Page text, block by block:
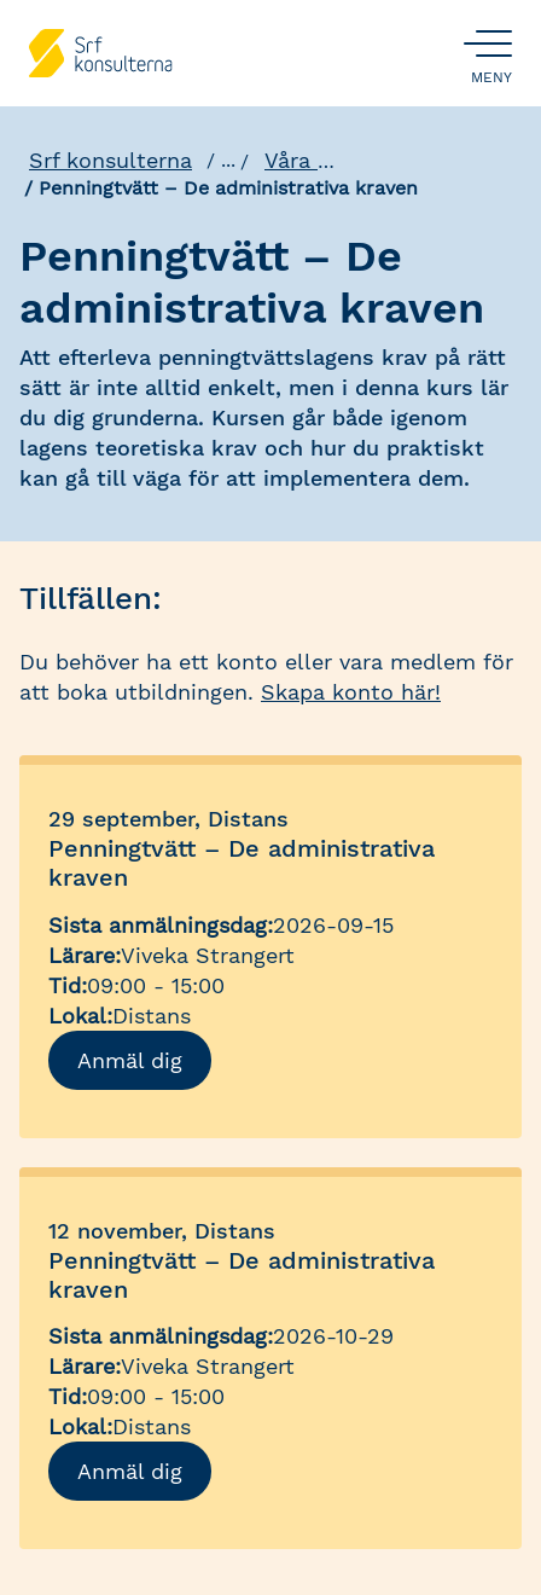
ÖPPNA
MENY
Srf konsulterna ... Våra utbildningar
Penningtvätt – De administrativa kraven
Penningtvätt – De
administrativa kraven
Att efterleva penningtvättslagens krav på rätt
sätt är inte alltid enkelt, men i denna kurs lär
du dig grunderna. Kursen går både igenom
lagens teoretiska krav och hur du praktiskt
kan gå till väga för att implementera dem.
Tillfällen:
Du behöver ha ett konto eller vara medlem för
att boka utbildningen. Skapa konto här!
29 september, Distans
Penningtvätt – De administrativa
kraven
Sista anmälningsdag:2026-09-15
Lärare:Viveka Strangert
Tid:09:00 - 15:00
Lokal:Distans
Anmäl dig
12 november, Distans
Penningtvätt – De administrativa
kraven
Sista anmälningsdag:2026-10-29
Lärare:Viveka Strangert
Tid:09:00 - 15:00
Lokal:Distans
Anmäl dig